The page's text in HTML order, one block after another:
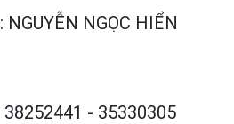
NGỌC HIỂN
- 35330305